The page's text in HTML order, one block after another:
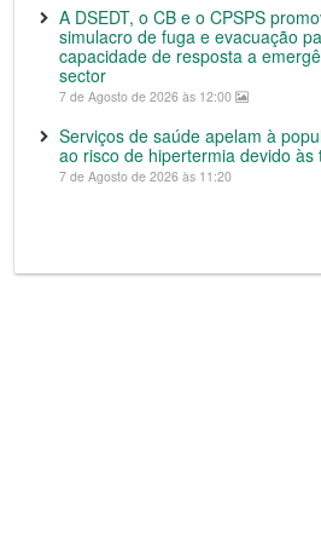
A DSEDT, o CB e o CPSPS
simulacro de fuga e evacuação
capacidade de resposta a
sector
7 de Agosto de 2026 às 12:00
Serviços de saúde apelam à
ao risco de hipertermia devido
7 de Agosto de 2026 às 11:20